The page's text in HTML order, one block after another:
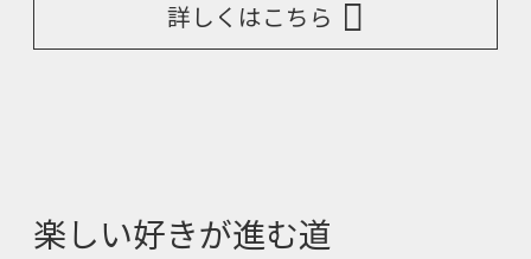
詳しくはこちら
楽しい好きが進む道